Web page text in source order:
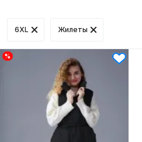
6XL Жилеты
%